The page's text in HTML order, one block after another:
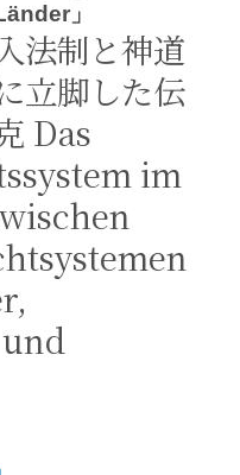
」
法制と神道
立脚した伝
Das
im